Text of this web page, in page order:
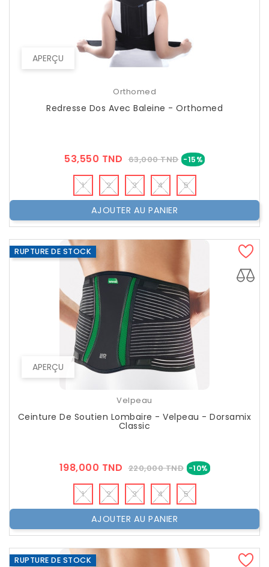
APERÇU
Orthomed
Redresse Dos Avec Baleine - Orthomed
53,550 TND Prix
Public
63,000 TND -15%Prix
1 2 3 4 5
AJOUTER AU PANIER
APERÇU
RUPTURE DE STOCK
Velpeau
Ceinture De Soutien Lombaire - Velpeau - Dorsamix
Classic
198,000 TND Prix
Public
220,000 TND -10% Prix
1 2 3 4 5
AJOUTER AU PANIER
RUPTURE DE STOCK